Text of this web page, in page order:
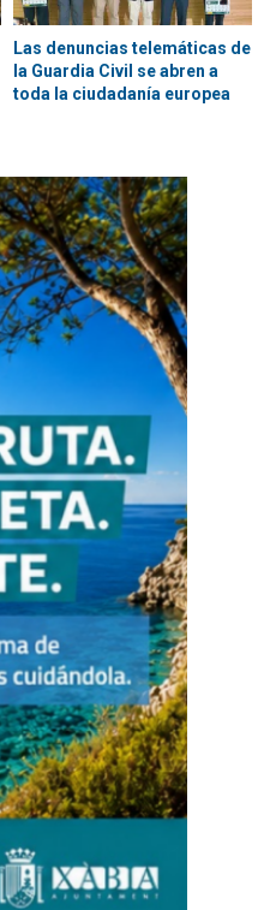
Las denuncias telemáticas de
la Guardia Civil se abren a
toda la ciudadanía europea